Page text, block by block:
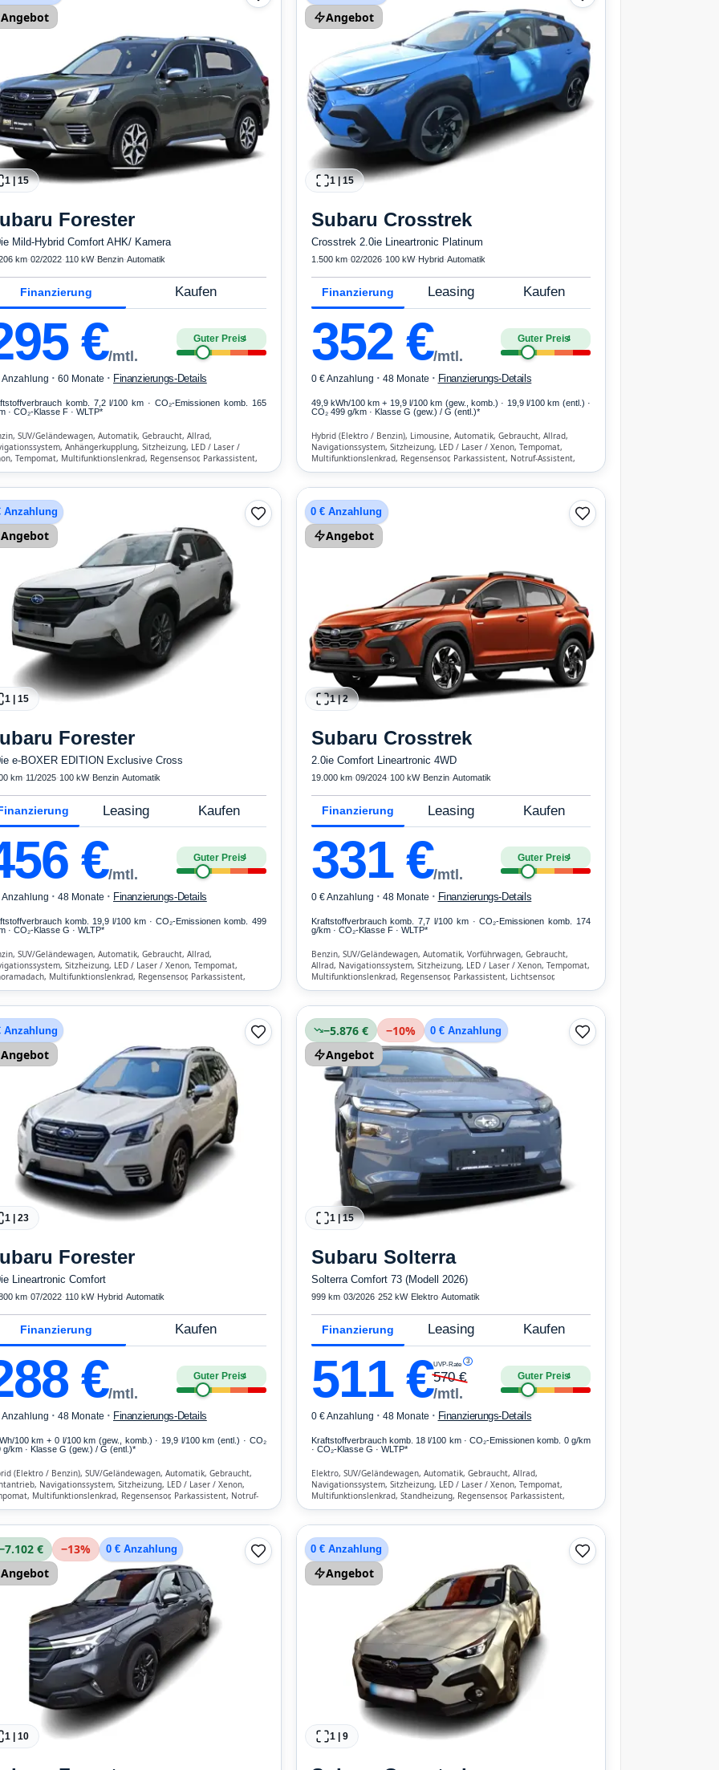
Angebot
1|15
Forester
Mild-Hybrid Comfort AHK/ Kamera
km·02/2022· 110 kW· Benzin·Automatik
Finanzierung Kaufen
€/mtl.
Guter Preis4
Anzahlung · 60 Monate · Finanzierungs-Details
komb. 7,2 l/100 km · CO₂-Emissionen komb. 165
· CO₂-Klasse F · WLTP*
SUV/Geländewagen, Automatik, Gebraucht, Allrad,
Anhängerkupplung, Sitzheizung, LED / Laser /
Tempomat, Multifunktionslenkrad, Regensensor, Parkassistent,
Airbags
Angebot
1|15
Subaru Crosstrek
Crosstrek 2.0ie Lineartronic Platinum
1.500 km·02/2026· 100 kW· Hybrid·Automatik
Finanzierung Leasing Kaufen
352€/mtl.
Guter Preis4
0 € Anzahlung · 48 Monate · Finanzierungs-Details
49,9 kWh/100 km + 19,9 l/100 km (gew., komb.) · 19,9 l/100 km (entl.) ·
CO₂ 499 g/km · Klasse G (gew.) / G (entl.)*
Hybrid (Elektro / Benzin), Limousine, Automatik, Gebraucht, Allrad,
Navigationssystem, Sitzheizung, LED / Laser / Xenon, Tempomat,
Multifunktionslenkrad, Regensensor, Parkassistent, Notruf-Assistent,
Airbags
Anzahlung
Angebot
1 15
Forester
e-BOXER EDITION Exclusive Cross
km· 11/2025· 100 kW· Benzin·Automatik
Leasing Kaufen
€/mtl.
Guter Preis4
Anzahlung · 48 Monate · Finanzierungs-Details
komb. 19,9 l/100 km · CO₂-Emissionen komb. 499
· CO₂-Klasse G · WLTP*
SUV/Geländewagen, Automatik, Gebraucht, Allrad,
Sitzheizung, LED / Laser / Xenon, Tempomat,
Multifunktionslenkrad, Regensensor, Parkassistent,
Assistent, Lichtsensor, Start/Stopp-Automatik, Bluetooth,
0 € Anzahlung
Angebot
1|2
Subaru Crosstrek
2.0ie Comfort Lineartronic 4WD
19.000 km·09/2024· 100 kW· Benzin·Automatik
Finanzierung Leasing Kaufen
331€/mtl.
Guter Preis4
0 € Anzahlung · 48 Monate · Finanzierungs-Details
Kraftstoffverbrauch komb. 7,7 l/100 km · CO₂-Emissionen komb. 174
g/km · CO₂-Klasse F · WLTP*
Benzin, SUV/Geländewagen, Automatik, Vorführwagen, Gebraucht,
Allrad, Navigationssystem, Sitzheizung, LED / Laser / Xenon, Tempomat,
Multifunktionslenkrad, Regensensor, Parkassistent, Lichtsensor,
Bluetooth, Freisprecheinrichtung, Verkehrszeichen-Erkennung, ESP, ABS,
Anzahlung
Angebot
1 | 23
Forester
Lineartronic Comfort
km·07/2022· 110 kW· Hybrid·Automatik
Finanzierung Kaufen
€/mtl.
Guter Preis4
Anzahlung · 48 Monate · Finanzierungs-Details
100 km + 0 l/100 km (gew., komb.) · 19,9 l/100 km (entl.) · CO₂
g/km · Klasse G (gew.) / G (entl.)*
(Elektro / Benzin), SUV/Geländewagen, Automatik, Gebraucht,
Navigationssystem, Sitzheizung, LED / Laser / Xenon,
Multifunktionslenkrad, Regensensor, Parkassistent, Notruf-
−5.876 € −10% 0 € Anzahlung
Angebot
1 |15
Subaru Solterra
Solterra Comfort 73 (Modell 2026)
999 km·03/2026·252 kW· Elektro·Automatik
Finanzierung Leasing Kaufen
511€UVP-Rate 3
570€
/mtl.
Guter Preis4
0 € Anzahlung · 48 Monate · Finanzierungs-Details
Kraftstoffverbrauch komb. 18 l/100 km · CO₂-Emissionen komb. 0 g/km
· CO₂-Klasse G · WLTP*
Elektro, SUV/Geländewagen, Automatik, Gebraucht, Allrad,
Navigationssystem, Sitzheizung, LED / Laser / Xenon, Tempomat,
Multifunktionslenkrad, Standheizung, Regensensor, Parkassistent,
Seiten-Airbags
€ −13% 0 € Anzahlung
Angebot
1 | 10
0 € Anzahlung
Angebot
1| 9